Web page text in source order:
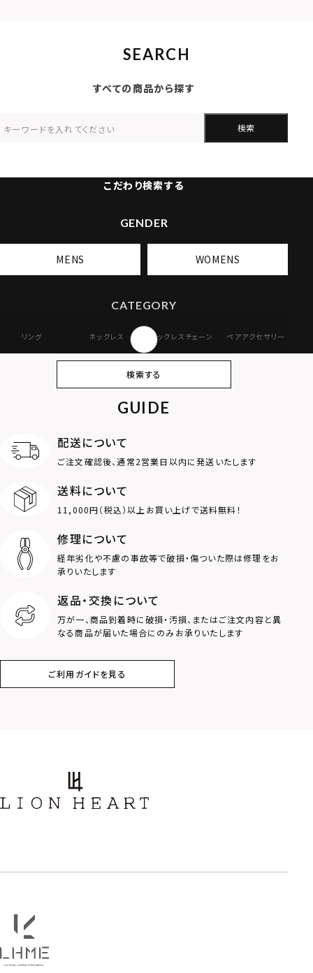
SEARCH
すべての商品から探す
検索
こだわり検索する
GENDER
MENS WOMENS
CATEGORY
リング ネックレス ネックレスチェーン ペアアクセサリー
オンラインストア
ギフトボックス
MOTIF
ダブルリング
ロゴ
クラウン
フラワー
検索する
GUIDE
配送について
ご注文確認後、通常2営業日以内に発送いたします
送料について
11,000円（税込）以上お買い上げで送料無料！
修理について
経年劣化や不慮の事故等で破損・傷ついた際は修理をお
承りいたします
返品・交換について
万が一、商品到着時に破損・汚損、またはご注文内容と異
なる商品が届いた場合にのみお承りいたします
ご利用ガイドを見る